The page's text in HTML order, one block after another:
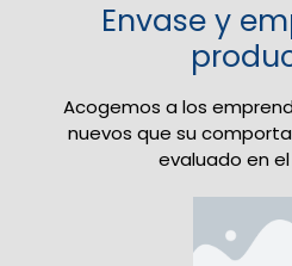
Envase y
Acogemos a los
nuevos que su
evaluado en